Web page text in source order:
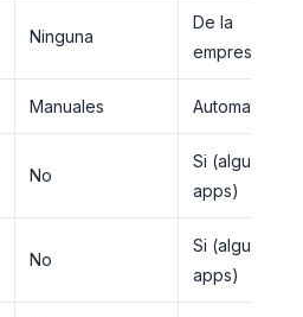
Ninguna
De la
empresa
Manuales Automaticos
No
Si (algunas
apps)
No
Si (algunas
apps)